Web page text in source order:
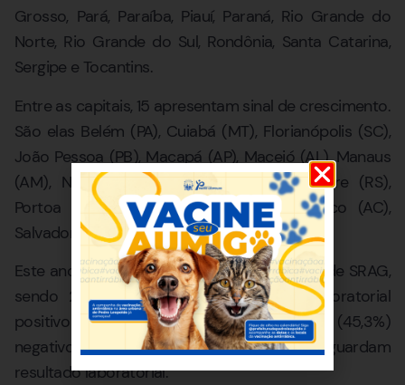
Grosso, Pará, Paraíba, Piauí, Paraná, Rio Grande do
Norte, Rio Grande do Sul, Rondônia, Santa Catarina,
Sergipe e Tocantins.
Entre as capitais, 15 apresentam sinal de crescimento.
São elas Belém (PA), Cuiabá (MT), Florianópolis (SC),
João Pessoa (PB), Macapá (AP), Maceió (AL), Manaus
(AM), Natal (RN), Palmas (TO), Porto Alegre (RS),
Portoa Velho (RO), Recife (PE), Rio Branco (AC),
Salvador (BA) e Teresina (PI).
Este ano, já foram notificados 59.675 casos de SRAG,
sendo 23.626 (39,6%) com resultado laboratorial
positivo para algum vírus respiratório, 27.010 (45,3%)
negativos e, pelo menos 5.458 (9,1%) aguardam
resultado laboratorial.